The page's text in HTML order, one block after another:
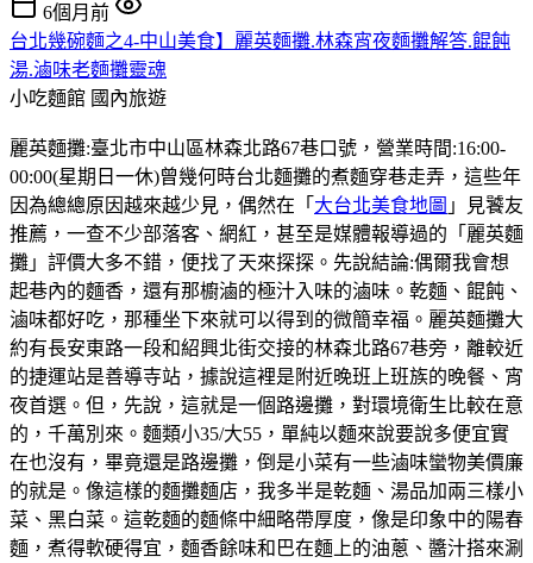
6個月前
台北幾碗麵之4-中山美食】麗英麵攤.林森宵夜麵攤解答.餛飩
湯.滷味老麵攤靈魂
小吃麵館 國內旅遊
麗英麵攤:臺北市中山區林森北路67巷口號，營業時間:16:00-
00:00(星期日一休)曾幾何時台北麵攤的煮麵穿巷走弄，這些年
因為總總原因越來越少見，偶然在「 大台北美食地圖 」見饕友
推薦，一查不少部落客、網紅，甚至是媒體報導過的「麗英麵
攤」評價大多不錯，便找了天來探探。先說結論:偶爾我會想
起巷內的麵香，還有那櫥滷的極汁入味的滷味。乾麵、餛飩、
滷味都好吃，那種坐下來就可以得到的微簡幸福。麗英麵攤大
約有長安東路一段和紹興北街交接的林森北路67巷旁，離較近
的捷運站是善導寺站，據說這裡是附近晚班上班族的晚餐、宵
夜首選。但，先說，這就是一個路邊攤，對環境衛生比較在意
的，千萬別來。麵類小35/大55，單純以麵來說要說多便宜實
在也沒有，畢竟還是路邊攤，倒是小菜有一些滷味蠻物美價廉
的就是。像這樣的麵攤麵店，我多半是乾麵、湯品加兩三樣小
菜、黑白菜。這乾麵的麵條中細略帶厚度，像是印象中的陽春
麵，煮得軟硬得宜，麵香餘味和巴在麵上的油蔥、醬汁搭來涮